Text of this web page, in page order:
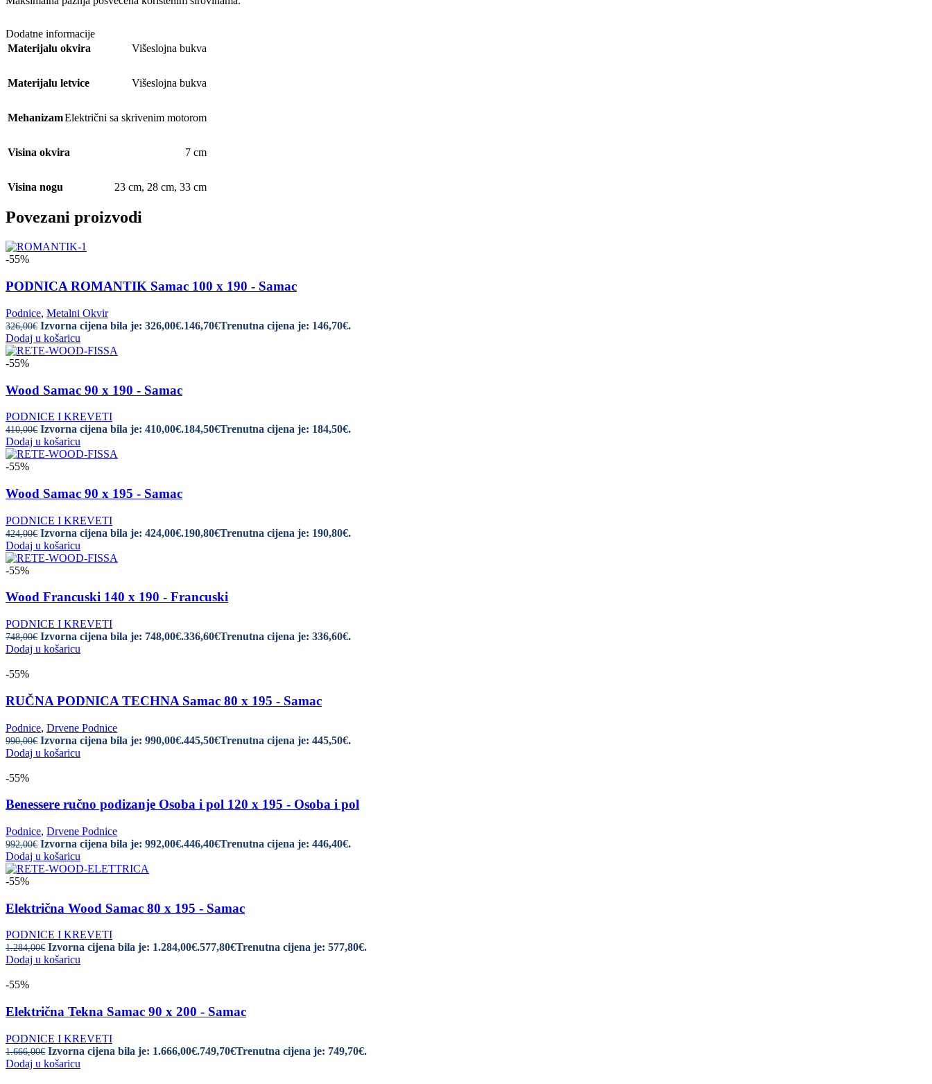
Dodatne informacije
Materijalu okvira
Višeslojna bukva
Materijalu letvice Višeslojna bukva
MehanizamElektrični sa skrivenim motorom
Visina okvira 7 cm
Visina nogu 23 cm, 28 cm, 33 cm
Povezani proizvodi
-55%
PODNICA ROMANTIK Samac 100 x 190 - Samac
Podnice, Metalni Okvir
326,00€ Izvorna cijena bila je: 326,00€.146,70€Trenutna cijena je: 146,70€.
Dodaj u košaricu
-55%
Wood Samac 90 x 190 - Samac
PODNICE I KREVETI
410,00€ Izvorna cijena bila je: 410,00€.184,50€Trenutna cijena je: 184,50€.
Dodaj u košaricu
-55%
Wood Samac 90 x 195 - Samac
PODNICE I KREVETI
424,00€ Izvorna cijena bila je: 424,00€.190,80€Trenutna cijena je: 190,80€.
Dodaj u košaricu
-55%
Wood Francuski 140 x 190 - Francuski
PODNICE I KREVETI
748,00€ Izvorna cijena bila je: 748,00€.336,60€Trenutna cijena je: 336,60€.
Dodaj u košaricu
-55%
RUČNA PODNICA TECHNA Samac 80 x 195 - Samac
Podnice, Drvene Podnice
990,00€ Izvorna cijena bila je: 990,00€.445,50€Trenutna cijena je: 445,50€.
Dodaj u košaricu
-55%
Benessere ručno podizanje Osoba i pol 120 x 195 - Osoba i pol
Podnice, Drvene Podnice
992,00€ Izvorna cijena bila je: 992,00€.446,40€Trenutna cijena je: 446,40€.
Dodaj u košaricu
-55%
Električna Wood Samac 80 x 195 - Samac
PODNICE I KREVETI
1.284,00€ Izvorna cijena bila je: 1.284,00€.577,80€Trenutna cijena je: 577,80€.
Dodaj u košaricu
-55%
Električna Tekna Samac 90 x 200 - Samac
PODNICE I KREVETI
1.666,00€ Izvorna cijena bila je: 1.666,00€.749,70€Trenutna cijena je: 749,70€.
Dodaj u košaricu